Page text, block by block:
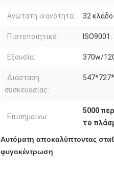
Ανώτατη ικανότητα: 32
Πιστοποιητικό: ISO9001:
Εξουσία: 370w/
Διάσταση
συσκευασίας:
Επισημαίνω:
5000
το
Αυτόματη αποκαλύπτοντας
φυγοκέντρωση